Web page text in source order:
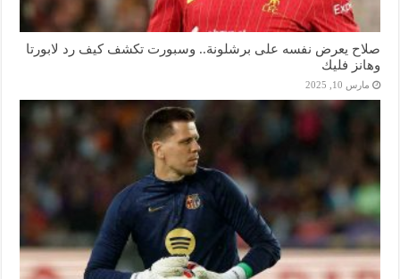
صلاح يعرض نفسه على برشلونة.. وسبورت تكشف كيف رد لابورتا
وهانز فليك
مارس 10, 2025